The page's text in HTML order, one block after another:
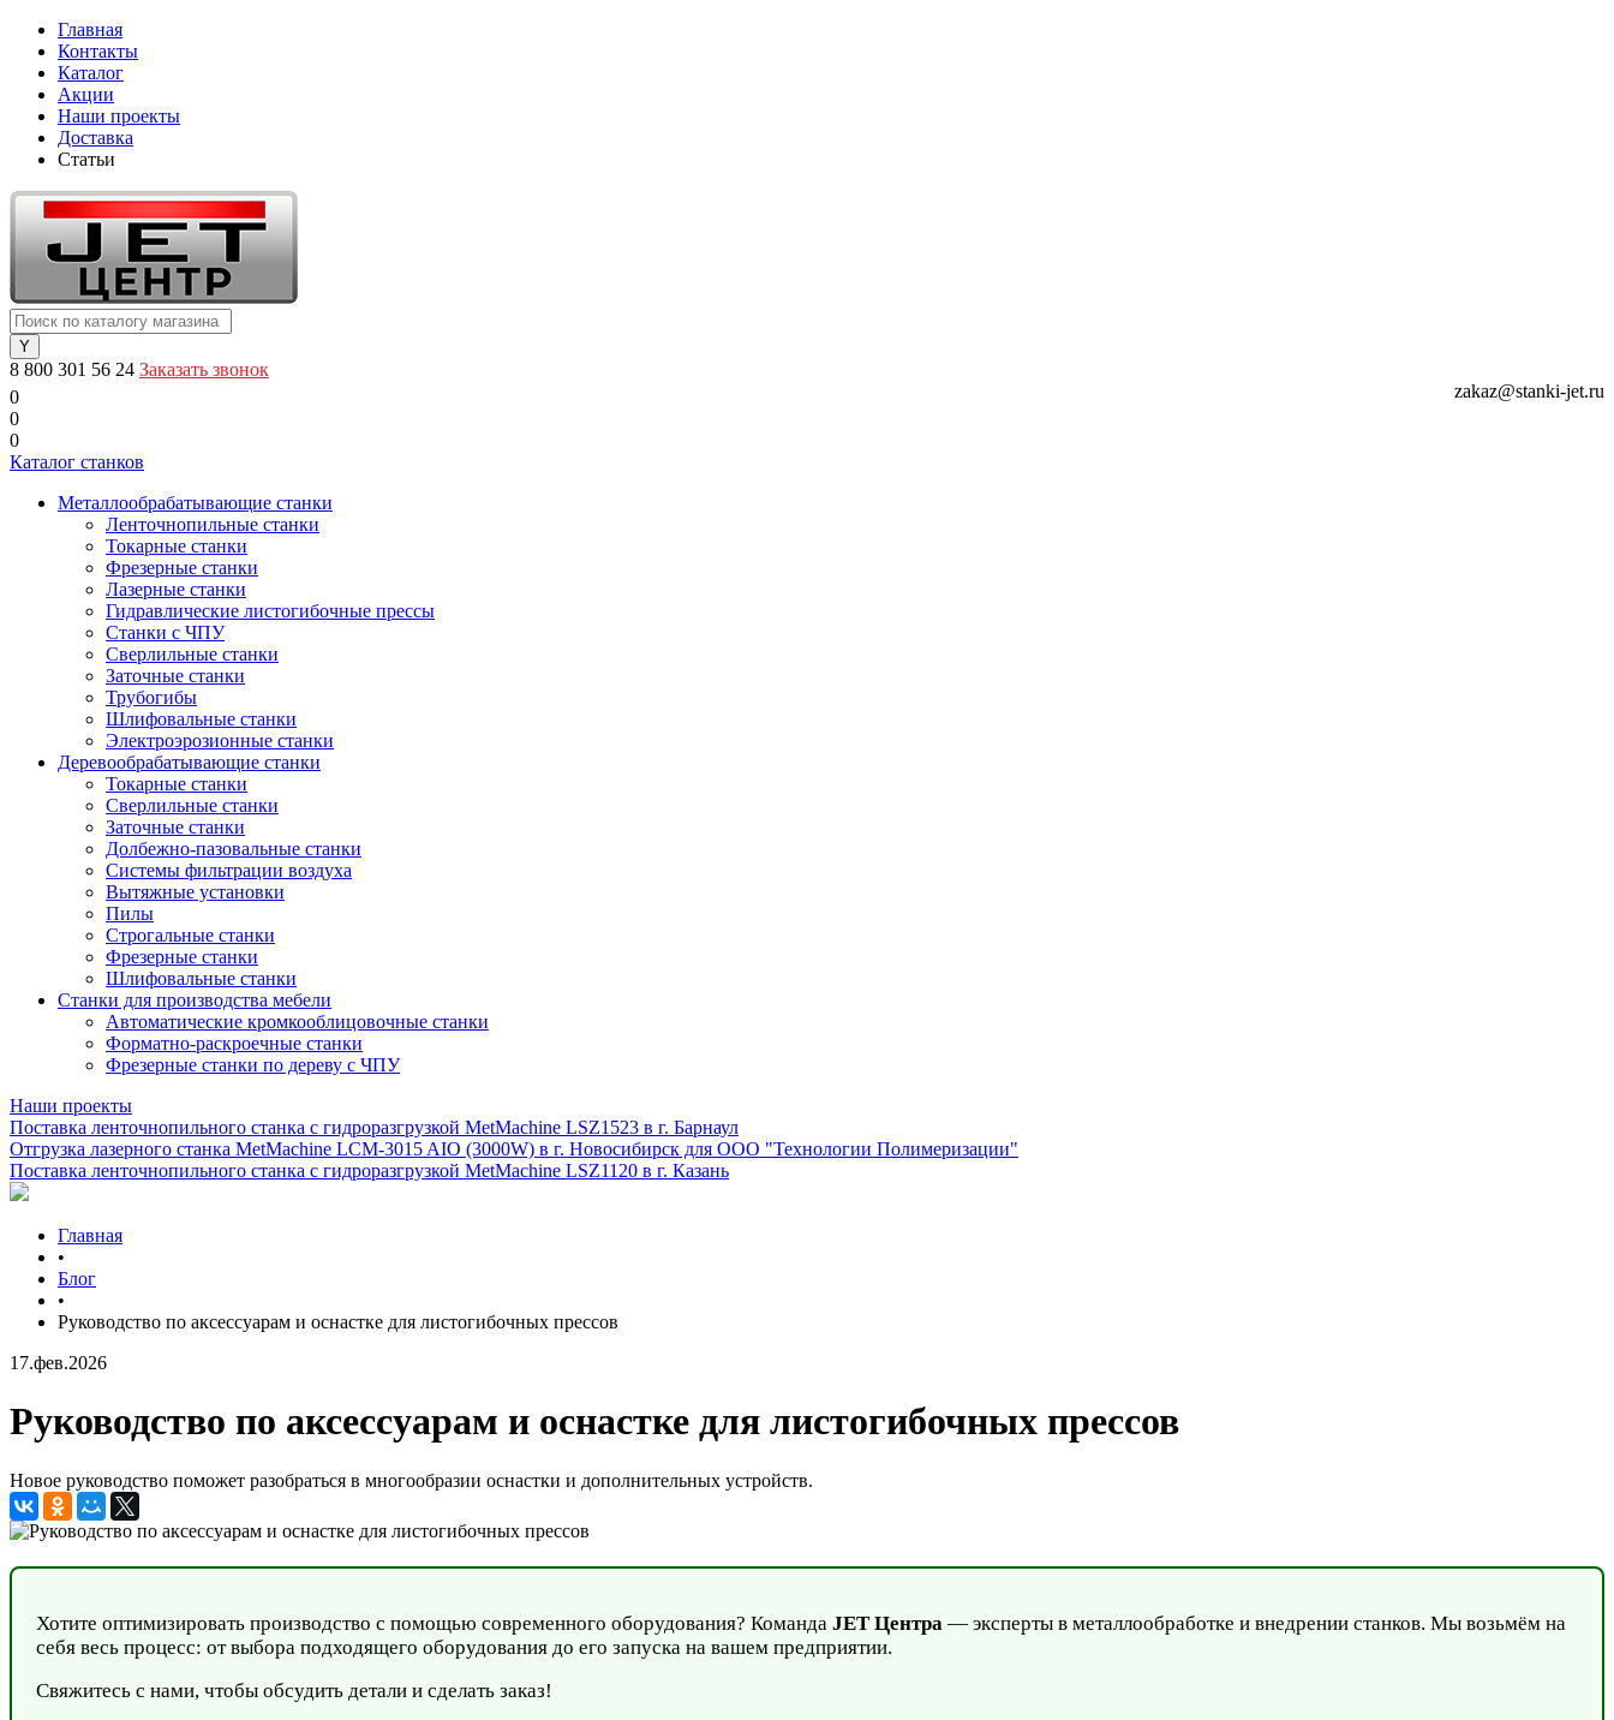
Главная
Контакты
Каталог
Акции
Наши проекты
Доставка
Статьи
8 800 301 56 24 Заказать звонок
zakaz@stanki-jet.ru
0
0
0
Каталог станков
Металлообрабатывающие станки
Ленточнопильные станки
Токарные станки
Фрезерные станки
Лазерные станки
Гидравлические листогибочные прессы
Станки с ЧПУ
Сверлильные станки
Заточные станки
Трубогибы
Шлифовальные станки
Электроэрозионные станки
Деревообрабатывающие станки
Токарные станки
Сверлильные станки
Заточные станки
Долбежно-пазовальные станки
Системы фильтрации воздуха
Вытяжные установки
Пилы
Строгальные станки
Фрезерные станки
Шлифовальные станки
Станки для производства мебели
Автоматические кромкооблицовочные станки
Форматно-раскроечные станки
Фрезерные станки по дереву с ЧПУ
Наши проекты
Поставка ленточнопильного станка c гидроразгрузкой MetMachine LSZ1523 в г. Барнаул
Отгрузка лазерного станка MetMachine LCM-3015 AIO (3000W) в г. Новосибирск для ООО "Технологии Полимеризации"
Поставка ленточнопильного станка c гидроразгрузкой MetMachine LSZ1120 в г. Казань
Главная
•
Блог
•
Руководство по аксессуарам и оснастке для листогибочных прессов
17.фев.2026
Руководство по аксессуарам и оснастке для листогибочных прессов
Новое руководство поможет разобраться в многообразии оснастки и дополнительных устройств.
Хотите оптимизировать производство с помощью современного оборудования? Команда JET Центра — эксперты в металлообработке и внедрении станков. Мы возьмём на
себя весь процесс: от выбора подходящего оборудования до его запуска на вашем предприятии.
Свяжитесь с нами, чтобы обсудить детали и сделать заказ!